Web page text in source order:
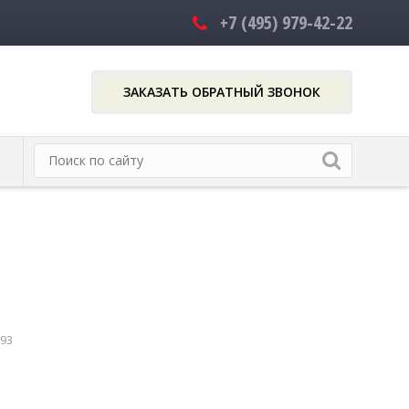
+7 (495) 979-42-22
ЗАКАЗАТЬ ОБРАТНЫЙ ЗВОНОК